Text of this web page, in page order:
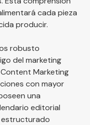
cada pieza
producir.
robusto
del marketing
Content Marketing
con mayor
una
editorial
estructurado